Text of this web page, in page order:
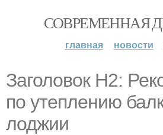
СОВРЕМЕННАЯ
главная новости
Заголовок H2:
по утеплению
лоджии